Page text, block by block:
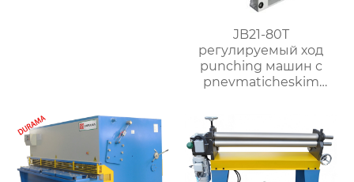
JB21-80T
регулируемый ход
punching машин с
pnevmaticheskim